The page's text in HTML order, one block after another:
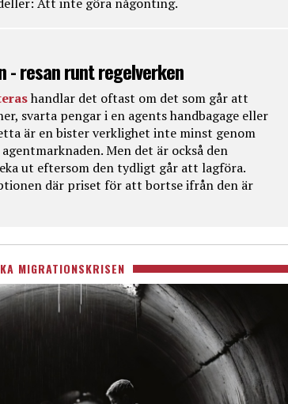
resan runt regelverken
handlar det oftast om det som går att
svarta pengar i en agents handbagage eller
är en bister verklighet inte minst genom
Men det är också den
ut eftersom den tydligt går att lagföra.
där priset för att bortse ifrån den är
MIGRATIONSKRISEN